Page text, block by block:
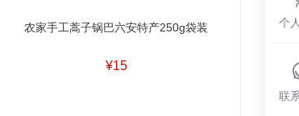
农家手工蒿子锅巴六安特产250g袋装
¥15
个
联